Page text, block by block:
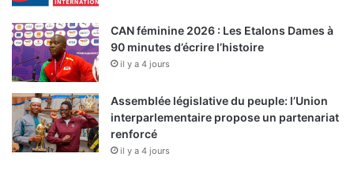
CAN féminine 2026 : Les Etalons Dames à
90 minutes d’écrire l’histoire
il y a 4 jours
Assemblée législative du peuple: l’Union
interparlementaire propose un partenariat
renforcé
il y a 4 jours